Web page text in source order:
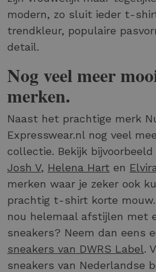
modern, zo sluit ieder t-
trendkleur, populaire
detail.
Nog veel meer
merken.
Naast het prachtige merk
Expresswear.nl nog veel
collectie. Bekijk
Josh V, Helena Hart en
merken waar je zeker ook
prachtig t-shirt korte
nou helemaal afstijlen met
sneakers? Neem dan eens
sneakers van DWRS Label.
sneakers van Nederlandse